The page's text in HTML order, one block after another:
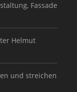
Fassade
Helmut
und streichen